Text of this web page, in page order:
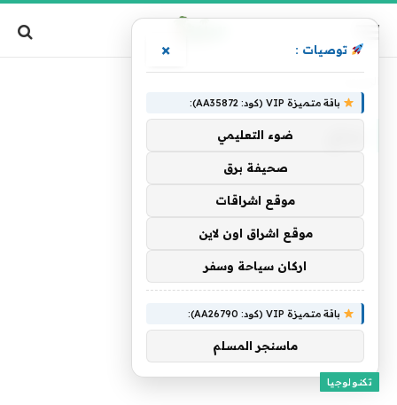
تكنولوجيا
توصيات : ×
باقة متميزة VIP (كود: AA35872):
ضوء التعليمي
صحيفة برق
موقع اشراقات
موقع اشراق اون لاين
اركان سياحة وسفر
باقة متميزة VIP (كود: AA26790):
ماسنجر المسلم